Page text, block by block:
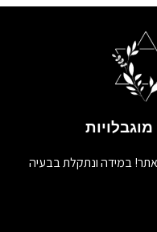
במידה ונתקלת בבעיה